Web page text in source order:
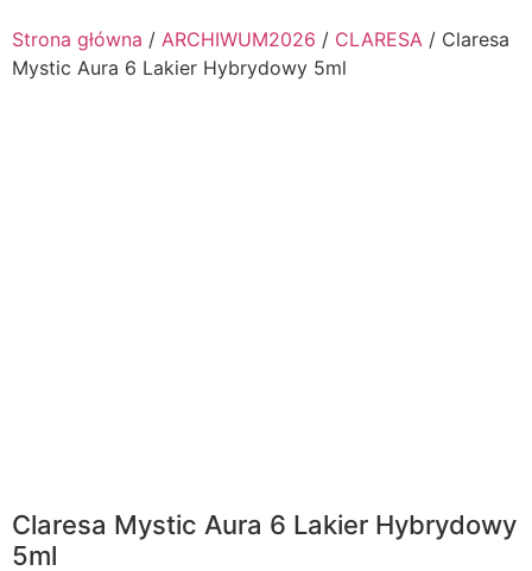
Strona główna / ARCHIWUM2026 / CLARESA / Claresa
Mystic Aura 6 Lakier Hybrydowy 5ml
Claresa Mystic Aura 6 Lakier Hybrydowy
5ml